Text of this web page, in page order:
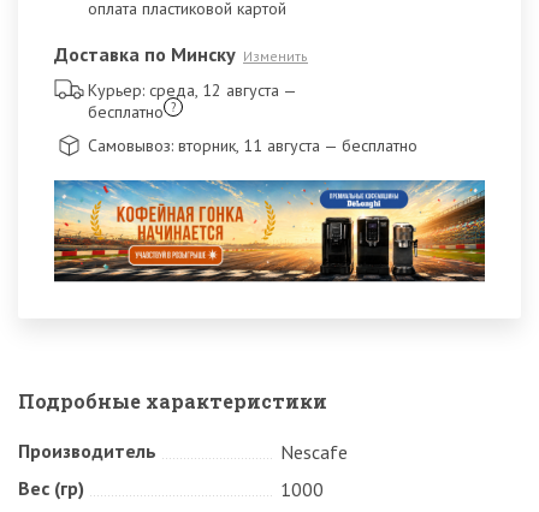
оплата пластиковой картой
Доставка по Минску Изменить
Курьер: среда, 12 августа —
бесплатно ?
Самовывоз: вторник, 11 августа — бесплатно
Подробные характеристики
Производитель
Nescafe
Вес (гр)
1000